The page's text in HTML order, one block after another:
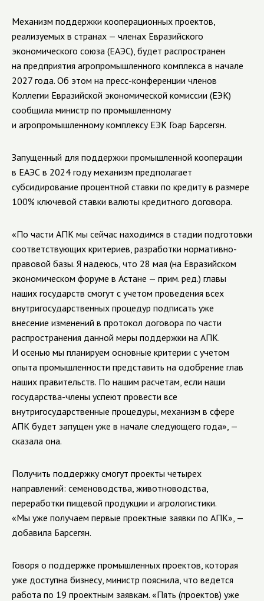
Механизм поддержки кооперационных проектов,
реализуемых в странах — членах Евразийского
экономического союза (ЕАЭС), будет распространен
на предприятия агропромышленного комплекса в начале
2027 года. Об этом на пресс-конференции членов
Коллегии Евразийской экономической комиссии (ЕЭК)
сообщила министр по промышленному
и агропромышленному комплексу ЕЭК Гоар Барсегян.
Запущенный для поддержки промышленной кооперации
в ЕАЭС в 2024 году механизм предполагает
субсидирование процентной ставки по кредиту в размере
100% ключевой ставки валюты кредитного договора.
«По части АПК мы сейчас находимся в стадии подготовки
соответствующих критериев, разработки нормативно-
правовой базы. Я надеюсь, что 28 мая (на Евразийском
экономическом форуме в Астане — прим. ред.) главы
наших государств смогут с учетом проведения всех
внутригосударственных процедур подписать уже
внесение изменений в протокол договора по части
распространения данной меры поддержки на АПК.
И осенью мы планируем основные критерии с учетом
опыта промышленности представить на одобрение глав
наших правительств. По нашим расчетам, если наши
государства-члены успеют провести все
внутригосударственные процедуры, механизм в сфере
АПК будет запущен уже в начале следующего года», —
сказала она.
Получить поддержку смогут проекты четырех
направлений: семеноводства, животноводства,
переработки пищевой продукции и агрологистики.
«Мы уже получаем первые проектные заявки по АПК», —
добавила Барсегян.
Говоря о поддержке промышленных проектов, которая
уже доступна бизнесу, министр пояснила, что ведется
работа по 19 проектным заявкам. «Пять (проектов) уже